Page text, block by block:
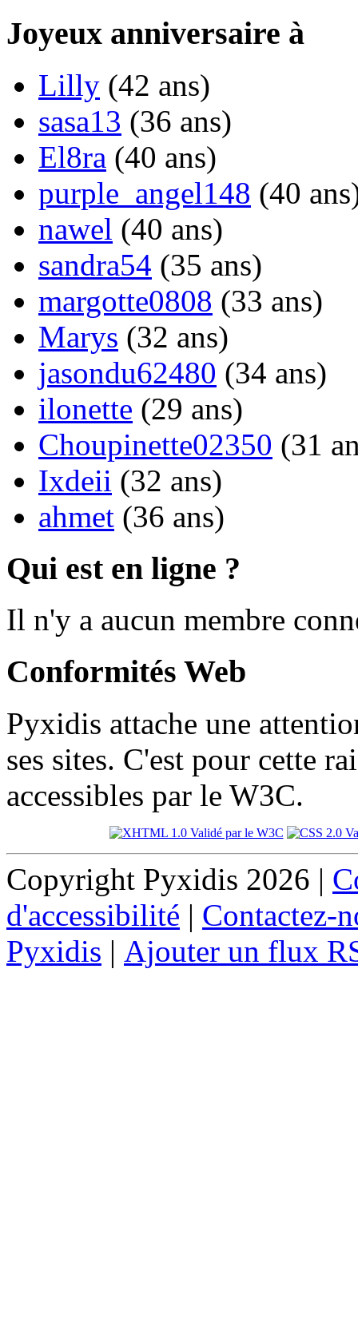
Joyeux anniversaire à
Lilly (42 ans)
sasa13 (36 ans)
El8ra (40 ans)
purple_angel148 (40
nawel (40 ans)
sandra54 (35 ans)
margotte0808 (33 ans)
Marys (32 ans)
jasondu62480 (34 ans)
ilonette (29 ans)
Choupinette02350 (31
Ixdeii (32 ans)
ahmet (36 ans)
Qui est en ligne ?
Il n'y a aucun membre
Conformités Web
Pyxidis attache une
ses sites. C'est pour cette
accessibles par le W3C.
Copyright Pyxidis 2026 |
d'accessibilité | Contactez-
Pyxidis | Ajouter un flux